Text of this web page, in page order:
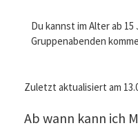
Du kannst im Alter ab
Gruppenabenden
Zuletzt aktualisiert am
Ab wann kann ich